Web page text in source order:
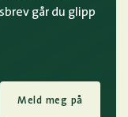
går du glipp
Meld meg på